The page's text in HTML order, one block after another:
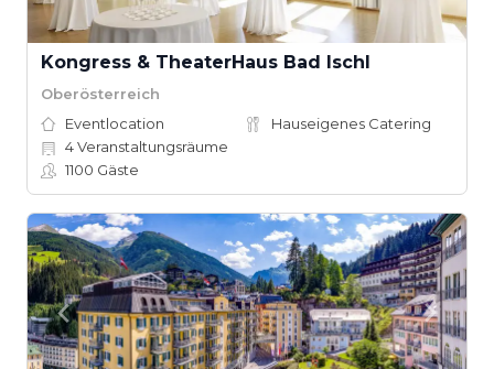
Kongress & TheaterHaus Bad Ischl
Oberösterreich
Eventlocation
Hauseigenes Catering
4Veranstaltungsräume
1100 Gäste